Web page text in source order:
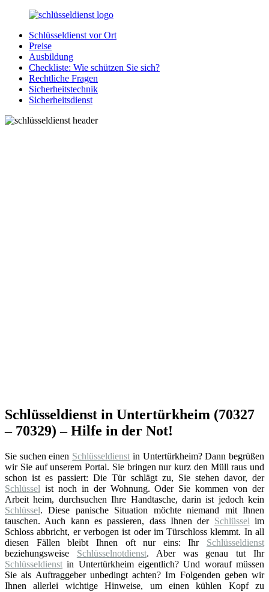
Zurück
Inhalt
SchluesseldienstDirekt.de
Ihre
Notlage
wird
gelöst!
Schlüsseldienst vor Ort
Preise
Ausbildung
Checkliste: Wie schützen Sie sich?
Rechtliche Fragen
Sicherheitstechnik
Sicherheitsdienst
Schlüsseldienst in Untertürkheim (70327
– 70329) – Hilfe in der Not!
Sie suchen einen Schlüsseldienst in Untertürkheim? Dann begrüßen
wir Sie auf unserem Portal. Sie bringen nur kurz den Müll raus und
schon ist es passiert: Die Tür schlägt zu, Sie stehen davor, der
Schlüssel ist noch in der Wohnung. Oder Sie kommen von der
Arbeit heim, durchsuchen Ihre Handtasche, darin ist jedoch kein
Schlüssel. Diese panische Situation möchte niemand mit Ihnen
tauschen. Auch kann es passieren, dass Ihnen der Schlüssel im
Schloss abbricht, er verbogen ist oder im Türschloss klemmt. In all
diesen Fällen bleibt Ihnen oft nur eins: Ihr Schlüsseldienst
beziehungsweise Schlüsselnotdienst. Aber was genau tut Ihr
Schlüsseldienst in Untertürkheim eigentlich? Und worauf müssen
Sie als Auftraggeber unbedingt achten? Im Folgenden geben wir
Ihnen allerlei wichtige Hinweise, um einen kühlen Kopf zu